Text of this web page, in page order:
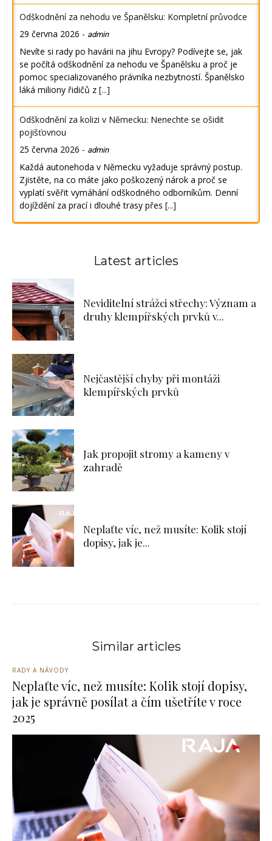
Odškodnění za nehodu ve Španělsku: Kompletní průvodce
29 června 2026 - admin
Nevíte si rady po havárii na jihu Evropy? Podívejte se, jak
se počítá odškodnění za nehodu ve Španělsku a proč je
pomoc specializovaného právníka nezbytností. Španělsko
láká miliony řidičů z [...]
Odškodnění za kolizi v Německu: Nenechte se ošidit
pojišťovnou
25 června 2026 - admin
Každá autonehoda v Německu vyžaduje správný postup.
Zjistěte, na co máte jako poškozený nárok a proč se
vyplatí svěřit vymáhání odškodného odborníkům. Denní
dojíždění za prací i dlouhé trasy přes [...]
Latest articles
Neviditelní strážci střechy: Význam a
druhy klempířských prvků v...
Nejčastější chyby při montáži
klempířských prvků
Jak propojit stromy a kameny v
zahradě
Neplaťte víc, než musíte: Kolik stojí
dopisy, jak je...
Similar articles
RADY A NÁVODY
Neplaťte víc, než musíte: Kolik stojí dopisy,
jak je správně posílat a čím ušetříte v roce
2025